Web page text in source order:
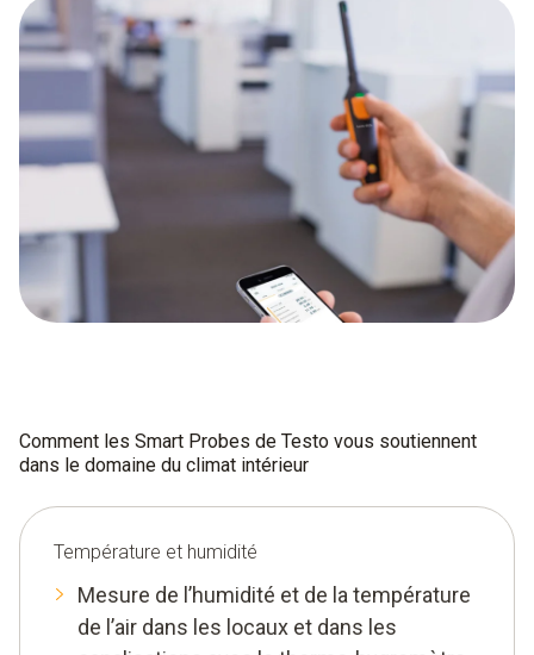
Comment les Smart Probes de Testo vous soutiennent
dans le domaine du climat intérieur
Température et humidité
Mesure de l’humidité et de la température
de l’air dans les locaux et dans les